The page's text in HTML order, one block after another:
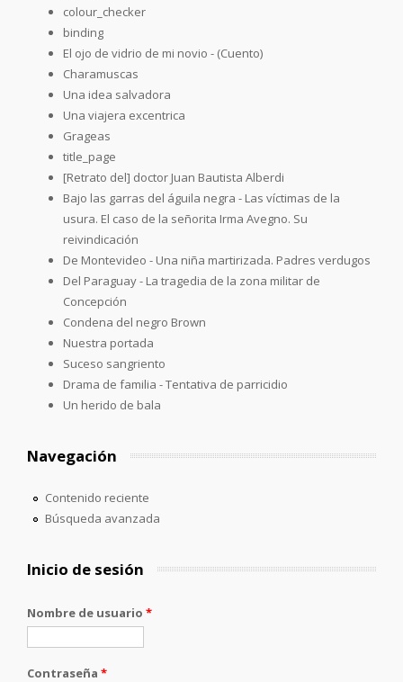
colour_checker
binding
El ojo de vidrio de mi novio - (Cuento)
Charamuscas
Una idea salvadora
Una viajera excentrica
Grageas
title_page
[Retrato del] doctor Juan Bautista Alberdi
Bajo las garras del águila negra - Las víctimas de la
usura. El caso de la señorita Irma Avegno. Su
reivindicación
De Montevideo - Una niña martirizada. Padres verdugos
Del Paraguay - La tragedia de la zona militar de
Concepción
Condena del negro Brown
Nuestra portada
Suceso sangriento
Drama de familia - Tentativa de parricidio
Un herido de bala
Navegación
Contenido reciente
Búsqueda avanzada
Inicio de sesión
Nombre de usuario *
Contraseña *